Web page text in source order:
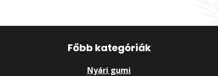
Főbb kategóriák
Nyári gumi